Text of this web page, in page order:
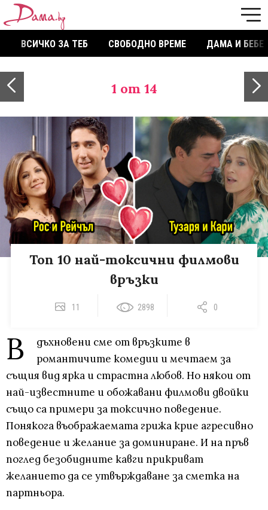
ВСИЧКО ЗА ТЕБ СВОБОДНО ВРЕМЕ ДАМА И БЕБЕ
1 от 14
Топ 10 най-токсични филмови
връзки
11 2898 0
В
дъхновени сме от връзките в
романтичите комедии и мечтаем за
същия вид ярка и страстна любов. Но някои от
най-известните и обожавани филмови двойки
също са примери за токсично поведение.
Понякога въображаемата грижа крие агресивно
поведение и желание за доминиране. И на пръв
поглед безобидните кавги прикриват
желанието да се утвърждаване за сметка на
партньора.